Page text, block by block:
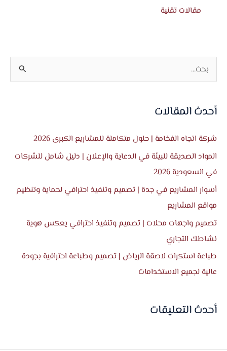
مقالات تقنية
ل
ح
ث
أحدث المقالات
شركة اتجاه الفخامة | حلول متكاملة للمشاريع الكبرى 2026
المواد الصديقة للبيئة في الدعاية والإعلان | دليل شامل للشركات
في السعودية 2026
أسوار المشاريع في جدة | تصميم وتنفيذ احترافي لحماية وتنظيم
مواقع المشاريع
تصميم واجهات محلات | تصميم وتنفيذ احترافي يعكس هوية
نشاطك التجاري
طباعة استكرات لاصقة الرياض | تصميم وطباعة احترافية بجودة
عالية لجميع الاستخدامات
أحدث التعليقات